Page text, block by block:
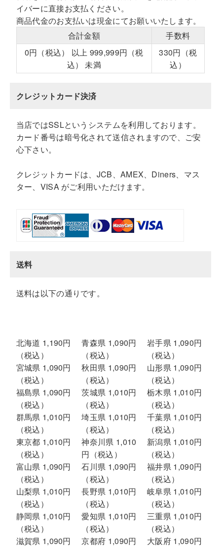
イバーに直接お支払ください。
商品代金のお支払いは現金にてお願いいたします。
合計金額
手数料
0円（税込） 以上 999,999円（税
込） 未満
330円（税
込）
クレジットカード決済
当店ではSSLというシステムを利用しております。
カード番号は暗号化されて送信されますので、ご安
心下さい。
クレジットカードは、JCB、AMEX、Diners、マス
ター、VISA がご利用いただけます。
送料
送料は以下の通りです。
北海道 1,190円
（税込）
青森県 1,090円
（税込）
岩手県 1,090円
（税込）
宮城県 1,090円
（税込）
秋田県 1,090円
（税込）
山形県 1,090円
（税込）
福島県 1,090円
（税込）
茨城県 1,010円
（税込）
栃木県 1,010円
（税込）
群馬県 1,010円
（税込）
埼玉県 1,010円
（税込）
千葉県 1,010円
（税込）
東京都 1,010円
（税込）
神奈川県 1,010
円（税込）
新潟県 1,010円
（税込）
富山県 1,090円
（税込）
石川県 1,090円
（税込）
福井県 1,090円
（税込）
山梨県 1,010円
（税込）
長野県 1,010円
（税込）
岐阜県 1,010円
（税込）
静岡県 1,010円
（税込）
愛知県 1,010円
（税込）
三重県 1,010円
（税込）
滋賀県 1,090円
京都府 1,090円
大阪府 1,090円